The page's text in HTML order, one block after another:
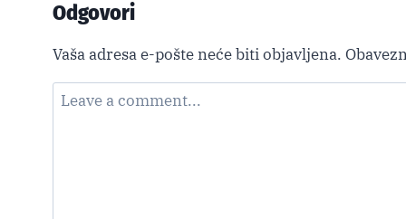
k
Odgovori
Vaša adresa e-pošte neće biti objavljena.